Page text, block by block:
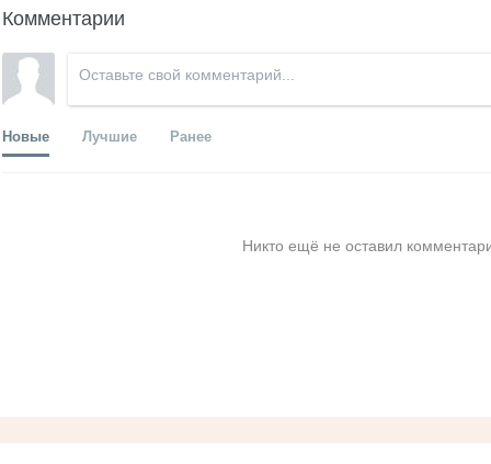
Комментарии
Новые Лучшие Ранее
Никто ещё не оставил